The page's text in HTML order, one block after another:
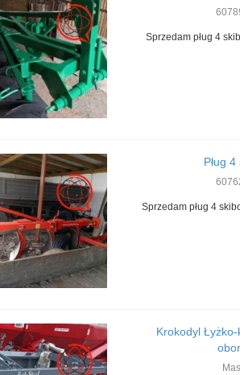
Sprzedam pług 4
Pług
Sprzedam pług 4
Krokodyl Łyżko-